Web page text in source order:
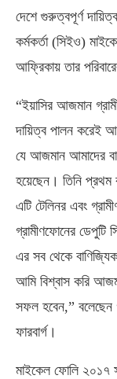
দেশে গুরুত্বপূর্ণ
কর্মকর্তা (সিইও)
আফ্রিকায় তার
“ইয়াসির আজমান
দায়িত্ব পালন করেই
যে আজমান আমাদের
হয়েছেন। তিনি প্রথম
এটি টেলিনর এবং
গ্রামীণফোনের
এর সব থেকে
আমি বিশ্বাস করি
সফল হবেন,” বলেছেন
ফারবার্গ।
মাইকেল ফোলি ২০১৭